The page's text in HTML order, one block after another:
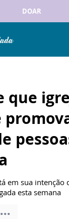
DOAR
que
em sua intenção
esta semana